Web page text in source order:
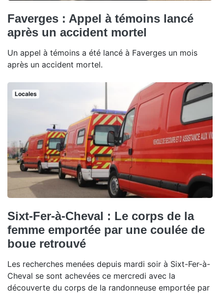
Faverges : Appel à témoins lancé
après un accident mortel
Un appel à témoins a été lancé à Faverges un mois
après un accident mortel.
Locales
Sixt-Fer-à-Cheval : Le corps de la
femme emportée par une coulée de
boue retrouvé
Les recherches menées depuis mardi soir à Sixt-Fer-à-
Cheval se sont achevées ce mercredi avec la
découverte du corps de la randonneuse emportée par